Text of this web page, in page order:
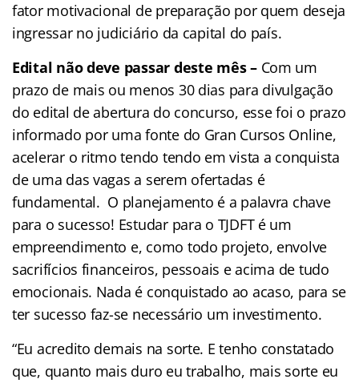
fator motivacional de preparação por quem deseja
ingressar no judiciário da capital do país.
Edital não deve passar deste mês –Com um
prazo de mais ou menos 30 dias para divulgação
do edital de abertura do concurso, esse foi o prazo
informado por uma fonte do Gran Cursos Online,
acelerar o ritmo tendo tendo em vista a conquista
de uma das vagas a serem ofertadas é
fundamental. O planejamento é a palavra chave
para o sucesso! Estudar para o TJDFT é um
empreendimento e, como todo projeto, envolve
sacrifícios financeiros, pessoais e acima de tudo
emocionais. Nada é conquistado ao acaso, para se
ter sucesso faz-se necessário um investimento.
“Eu acredito demais na sorte. E tenho constatado
que, quanto mais duro eu trabalho, mais sorte eu